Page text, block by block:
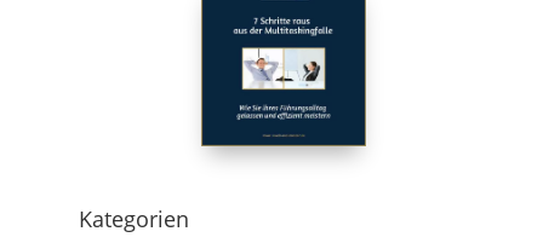
Kategorien